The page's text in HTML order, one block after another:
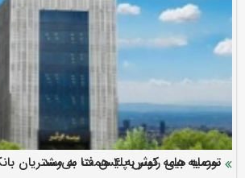
ارزش سهام عدالت بالا رفت
سرمایه بیمه کوثر به ۴ همت می‌رسد
نود ثانیه با فولاد سنگان
تقدیر دبیرکل سندیکای بیمه گران ایران از
توصیه های رئیس پلیس فتا به مشتریان